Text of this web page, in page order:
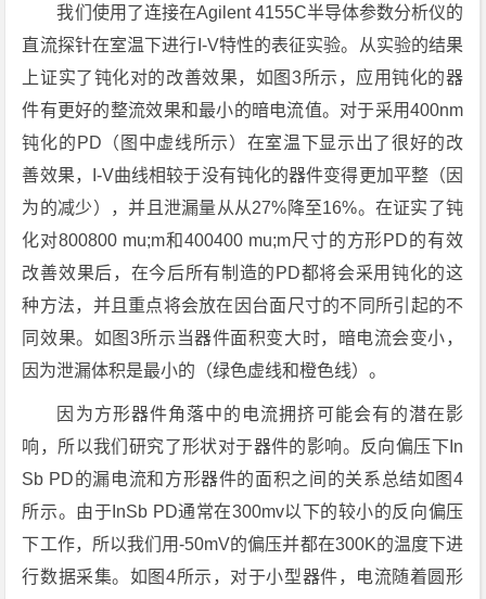
我们使用了连接在Agilent 4155C半导体参数分析仪的
直流探针在室温下进行I-V特性的表征实验。从实验的结果
上证实了钝化对的改善效果，如图3所示，应用钝化的器
件有更好的整流效果和最小的暗电流值。对于采用400nm
钝化的PD（图中虚线所示）在室温下显示出了很好的改
善效果，I-V曲线相较于没有钝化的器件变得更加平整（因
为的减少），并且泄漏量从从27%降至16%。在证实了钝
化对800800 mu;m和400400 mu;m尺寸的方形PD的有效
改善效果后，在今后所有制造的PD都将会采用钝化的这
种方法，并且重点将会放在因台面尺寸的不同所引起的不
同效果。如图3所示当器件面积变大时，暗电流会变小，
因为泄漏体积是最小的（绿色虚线和橙色线）。
因为方形器件角落中的电流拥挤可能会有的潜在影
响，所以我们研究了形状对于器件的影响。反向偏压下In
Sb PD的漏电流和方形器件的面积之间的关系总结如图4
所示。由于InSb PD通常在300mv以下的较小的反向偏压
下工作，所以我们用-50mV的偏压并都在300K的温度下进
行数据采集。如图4所示，对于小型器件，电流随着圆形